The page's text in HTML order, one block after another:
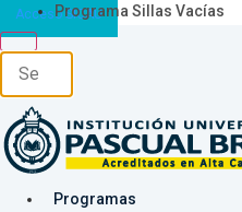
Programa Sillas Vacías
Acceso SICAU
Programas